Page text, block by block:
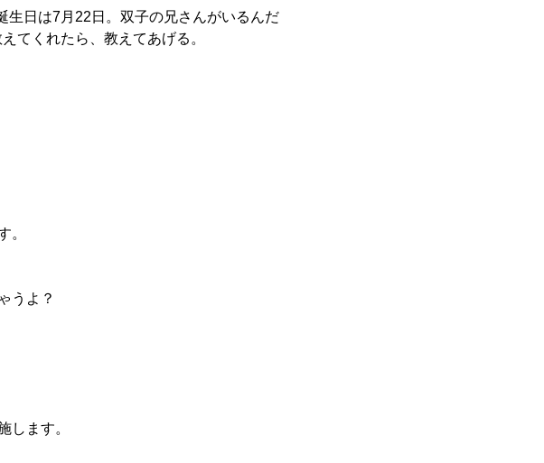
日は7月22日。双子の兄さんがいるんだ
てくれたら、教えてあげる。
。
うよ？
します。